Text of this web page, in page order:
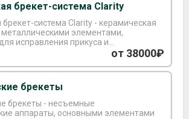
брекет-система Clarity
система Clarity - керамическая
металлическими элементами,
исправления прикуса и
от 38000₽
брекеты
брекеты - несъемные
аппараты, основными элементами